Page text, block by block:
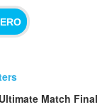
Match Final